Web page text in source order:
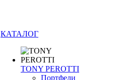
КАТАЛОГ
TONY PEROTTI
Портфели